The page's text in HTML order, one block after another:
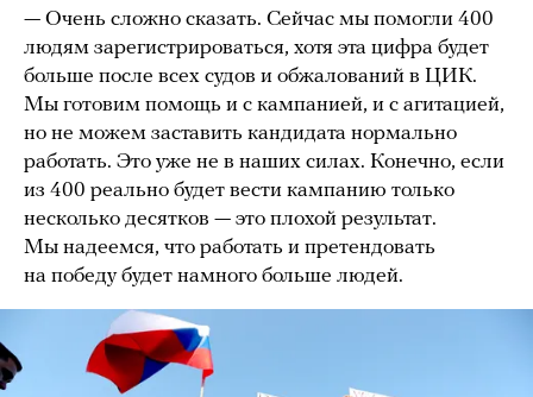
— Очень сложно сказать. Сейчас мы помогли 400
людям зарегистрироваться, хотя эта цифра будет
больше после всех судов и обжалований в ЦИК.
Мы готовим помощь и с кампанией, и с агитацией,
но не можем заставить кандидата нормально
работать. Это уже не в наших силах. Конечно, если
из 400 реально будет вести кампанию только
несколько десятков — это плохой результат.
Мы надеемся, что работать и претендовать
на победу будет намного больше людей.